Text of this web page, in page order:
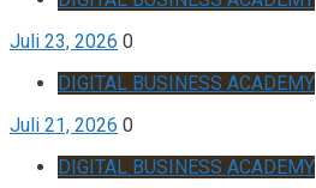
Juli 23, 2026 0
DIGITAL BUSINESS ACADEMY
Juli 21, 2026 0
DIGITAL BUSINESS ACADEMY